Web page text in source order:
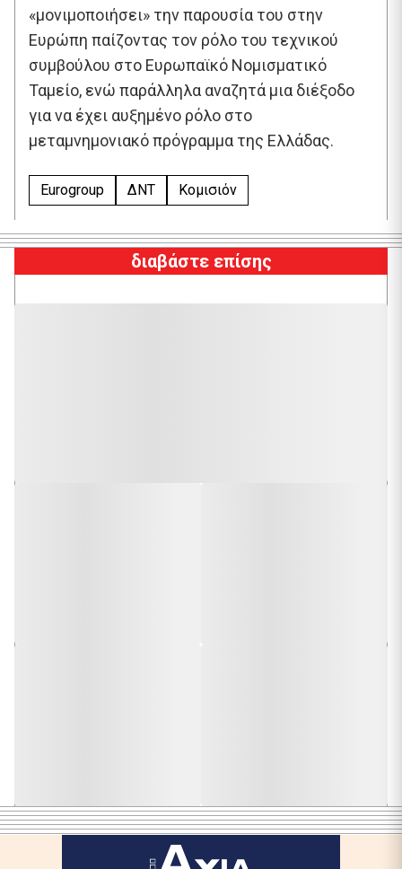
«μονιμοποιήσει» την παρουσία του στην
Ευρώπη παίζοντας τον ρόλο του τεχνικού
συμβούλου στο Ευρωπαϊκό Νομισματικό
Ταμείο, ενώ παράλληλα αναζητά μια διέξοδο
για να έχει αυξημένο ρόλο στο
μεταμνημονιακό πρόγραμμα της Ελλάδας.
Eurogroup ΔΝΤ Κομισιόν
διαβάστε επίσης